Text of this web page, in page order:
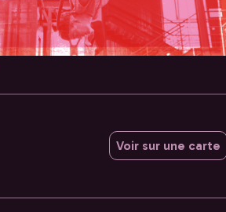
Voir sur une carte